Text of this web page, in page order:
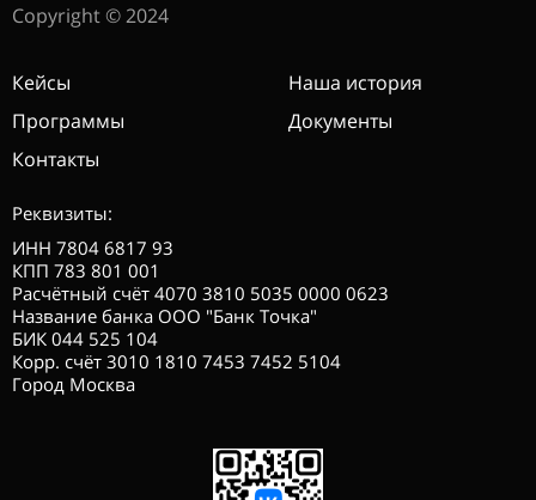
Copyright © 2024
Кейсы
Программы
Контакты
Наша история
Документы
Реквизиты:
ИНН 7804 6817 93
КПП 783 801 001
Расчётный счёт 4070 3810 5035 0000 0623
Название банка ООО "Банк Точка"
БИК 044 525 104
Корр. счёт 3010 1810 7453 7452 5104
Город Москва